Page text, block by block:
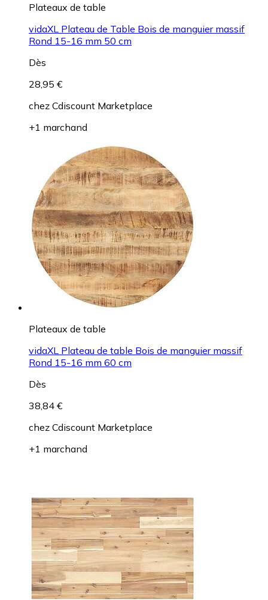
Plateaux de table
vidaXL Plateau de Table Bois de manguier massif
Rond 15-16 mm 50 cm
Dès
28,95 €
chez Cdiscount Marketplace
+1 marchand
Plateaux de table
vidaXL Plateau de table Bois de manguier massif
Rond 15-16 mm 60 cm
Dès
38,84 €
chez Cdiscount Marketplace
+1 marchand